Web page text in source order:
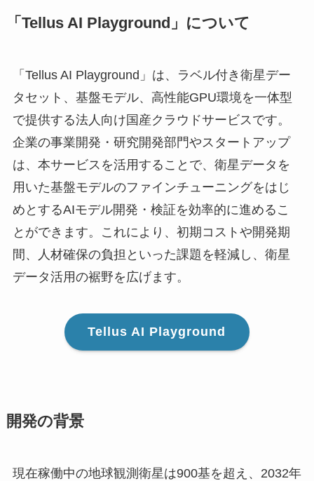
「Tellus AI Playground」について
「Tellus AI Playground」は、ラベル付き衛星デー
タセット、基盤モデル、高性能GPU環境を一体型
で提供する法人向け国産クラウドサービスです。
企業の事業開発・研究開発部門やスタートアップ
は、本サービスを活用することで、衛星データを
用いた基盤モデルのファインチューニングをはじ
めとするAIモデル開発・検証を効率的に進めるこ
とができます。これにより、初期コストや開発期
間、人材確保の負担といった課題を軽減し、衛星
データ活用の裾野を広げます。
Tellus AI Playground
開発の背景
現在稼働中の地球観測衛星は900基を超え、2032年